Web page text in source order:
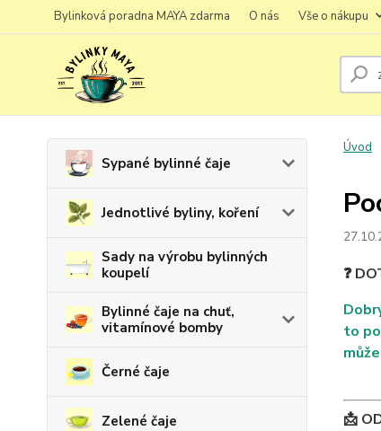
Bylinková poradna MAYA zdarma O nás Vše o nákupu
Sypané bylinné čaje
Jednotlivé byliny, koření
Sady na výrobu bylinných
koupelí
Bylinné čaje na chuť,
vitamínové bomby
Černé čaje
Zelené čaje
Úvod
❓
to
📩